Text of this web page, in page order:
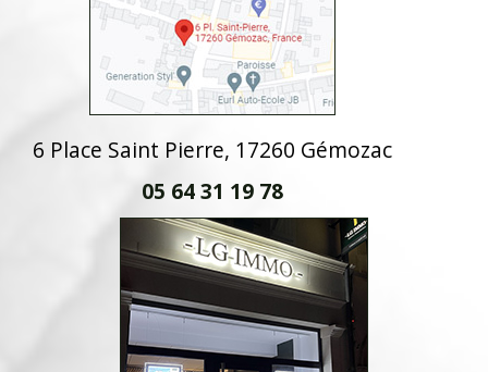
6 Place Saint Pierre, 17260 Gémozac
05 64 31 19 78